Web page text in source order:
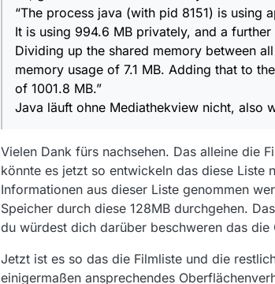
“The process java (with pid 8151) is using
It is using 994.6 MB privately, and a
Dividing up the shared memory between
memory usage of 7.1 MB. Adding that to
of 1001.8 MB.”
Java läuft ohne Mediathekview nicht, also
Vielen Dank fürs nachsehen. Das alleine die
könnte es jetzt so entwickeln das diese Liste
Informationen aus dieser Liste genommen
Speicher durch diese 128MB durchgehen.
du würdest dich darüber beschweren das
Jetzt ist es so das die Filmliste und die
einigermaßen ansprechendes